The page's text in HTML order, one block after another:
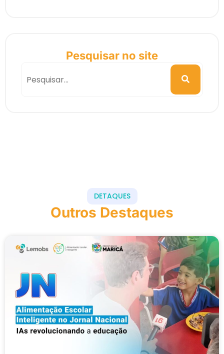
Pesquisar no site
DETAQUES
Outros Destaques